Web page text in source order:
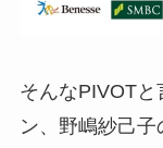
そんなPIVOT
ン、野嶋紗己